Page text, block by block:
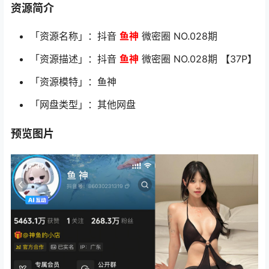
资源简介
「资源名称」：抖音 鱼神 微密圈 NO.028期
「资源描述」：抖音 鱼神 微密圈 NO.028期 【37P】
「资源模特」：鱼神
「网盘类型」：其他网盘
预览图片